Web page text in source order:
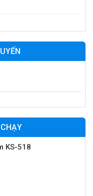
vecpa XW02
KS-518
T118